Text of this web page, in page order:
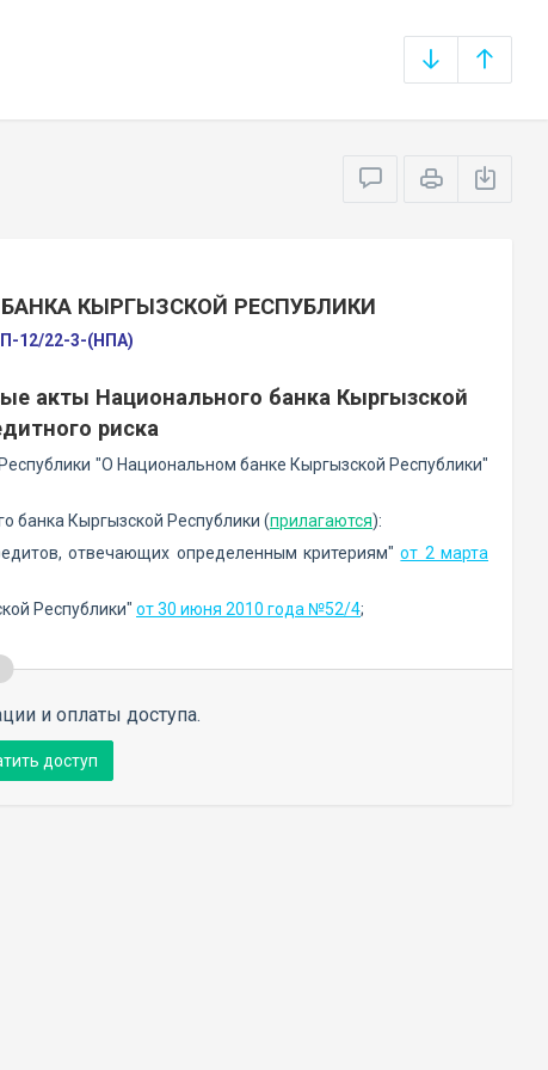
КЫРГЫЗСКОЙ РЕСПУБЛИКИ
П-12/22-3-(НПА)
акты Национального банка Кыргызской
риска
"О Национальном банке Кыргызской Республики"
банка Кыргызской Республики (прилагаются):
отвечающих определенным критериям"от 2 марта
Республики" от 30 июня 2010 года №52/4;
и оплаты доступа.
доступ